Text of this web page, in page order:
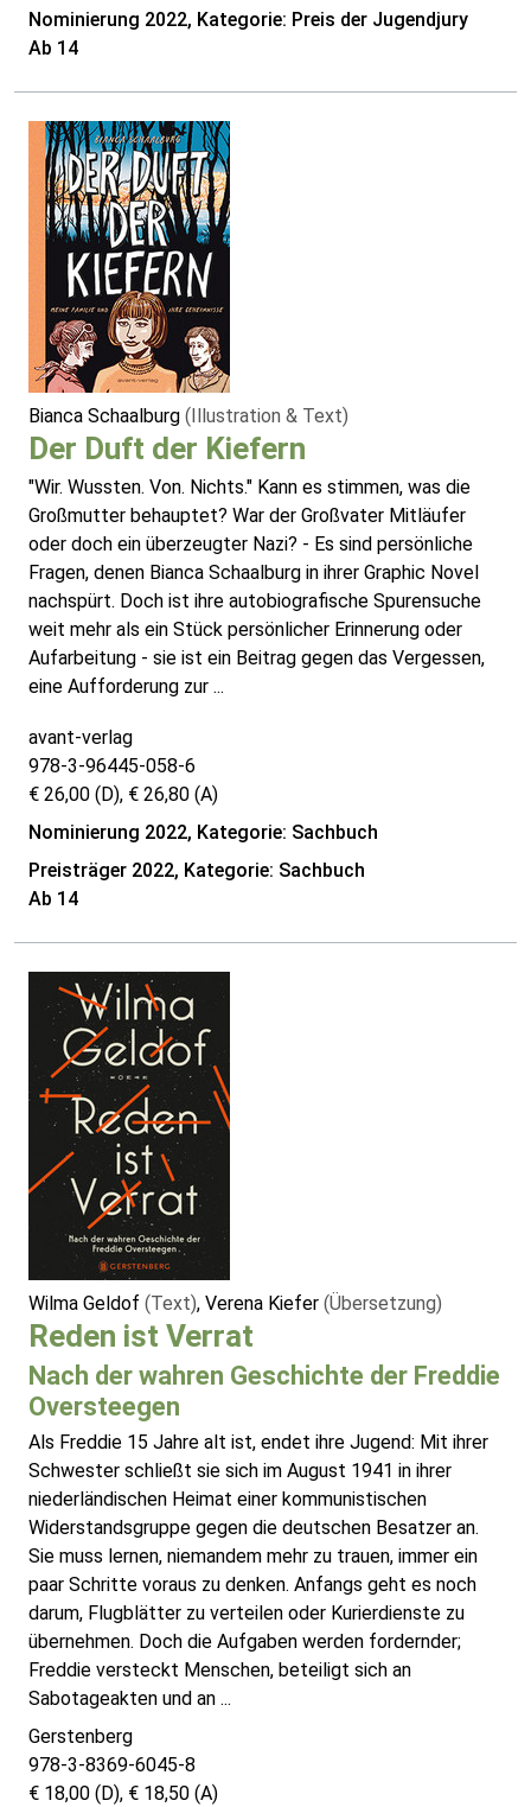
Nominierung 2022, Kategorie: Preis der Jugendjury
Ab 14
Bianca Schaalburg (Illustration & Text)
Der Duft der Kiefern
"Wir. Wussten. Von. Nichts." Kann es stimmen, was die
Großmutter behauptet? War der Großvater Mitläufer
oder doch ein überzeugter Nazi? - Es sind persönliche
Fragen, denen Bianca Schaalburg in ihrer Graphic Novel
nachspürt. Doch ist ihre autobiografische Spurensuche
weit mehr als ein Stück persönlicher Erinnerung oder
Aufarbeitung - sie ist ein Beitrag gegen das Vergessen,
eine Aufforderung zur ...
avant-verlag
978-3-96445-058-6
€ 26,00 (D), € 26,80 (A)
Nominierung 2022, Kategorie: Sachbuch
Preisträger 2022, Kategorie: Sachbuch
Ab 14
Wilma Geldof (Text), Verena Kiefer (Übersetzung)
Reden ist Verrat
Nach der wahren Geschichte der Freddie
Oversteegen
Als Freddie 15 Jahre alt ist, endet ihre Jugend: Mit ihrer
Schwester schließt sie sich im August 1941 in ihrer
niederländischen Heimat einer kommunistischen
Widerstandsgruppe gegen die deutschen Besatzer an.
Sie muss lernen, niemandem mehr zu trauen, immer ein
paar Schritte voraus zu denken. Anfangs geht es noch
darum, Flugblätter zu verteilen oder Kurierdienste zu
übernehmen. Doch die Aufgaben werden fordernder;
Freddie versteckt Menschen, beteiligt sich an
Sabotageakten und an ...
Gerstenberg
978-3-8369-6045-8
€ 18,00 (D), € 18,50 (A)